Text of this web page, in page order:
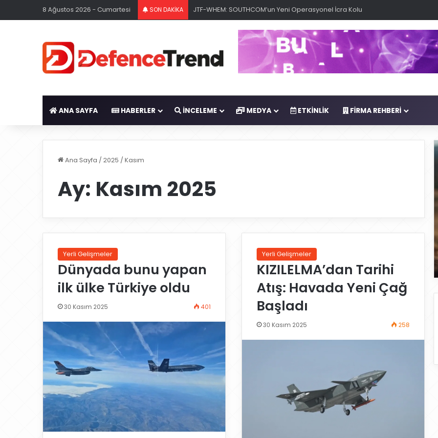
8 Ağustos 2026 - Cumartesi SON DAKİKA ABD Donanması, Saildrone İDA’sı ile Uyuşturucu Operasyonu
ANA SAYFA HABERLER İNCELEME MEDYA ETKINLIK FIRMA REHBERI
Ana Sayfa /2025 /Kasım
Ay: Kasım 2025
Yerli Gelişmeler
Dünyada bunu yapan
ilk ülke Türkiye oldu
30 Kasım 2025 401
Yerli Gelişmeler
KIZILELMA’dan Tarihi
Atış: Havada Yeni Çağ
Başladı
30 Kasım 2025 258